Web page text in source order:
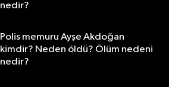
nedir?
Polis memuru Ayşe Akdoğan
kimdir? Neden öldü? Ölüm nedeni
nedir?